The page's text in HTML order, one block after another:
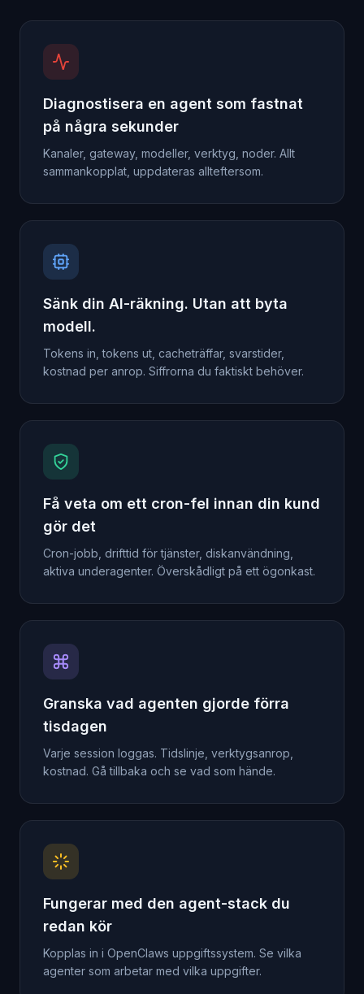
Diagnostisera en agent som fastnat
på några sekunder
Kanaler, gateway, modeller, verktyg, noder. Allt
sammankopplat, uppdateras allteftersom.
Sänk din AI-räkning. Utan att byta
modell.
Tokens in, tokens ut, cacheträffar, svarstider,
kostnad per anrop. Siffrorna du faktiskt behöver.
Få veta om ett cron-fel innan din kund
gör det
Cron-jobb, drifttid för tjänster, diskanvändning,
aktiva underagenter. Överskådligt på ett ögonkast.
Granska vad agenten gjorde förra
tisdagen
Varje session loggas. Tidslinje, verktygsanrop,
kostnad. Gå tillbaka och se vad som hände.
Fungerar med den agent-stack du
redan kör
Kopplas in i OpenClaws uppgiftssystem. Se vilka
agenter som arbetar med vilka uppgifter.